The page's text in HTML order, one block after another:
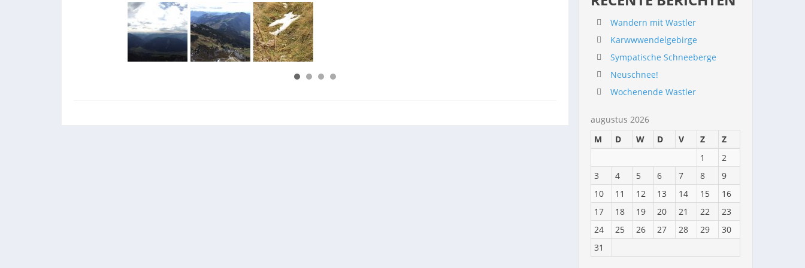
Wandern mit Wastler
Karwwwendelgebirge
Sympatische Schneeberge
Neuschnee!
Wochenende Wastler
augustus 2026
M
D W D V Z
Z
1
2
3
4 5 6 7 8
9
10
11 12 13 14 15
16
17
18 19 20 21 22
23
24
25 26 27 28 29
30
31